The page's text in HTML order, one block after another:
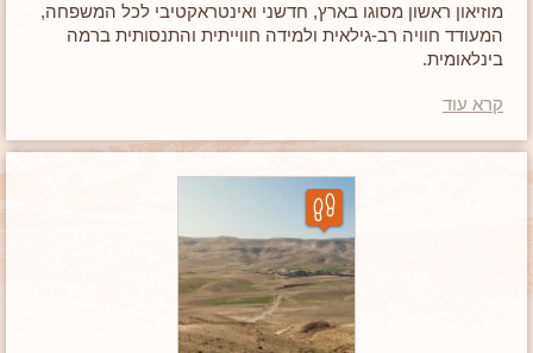
מוזיאון ראשון מסוגו בארץ, חדשני ואינטראקטיבי לכל המשפחה,
המעודד חוויה רב-גילאית ולמידה חווייתית והתנסותית ברמה
בינלאומית.
קרא עוד